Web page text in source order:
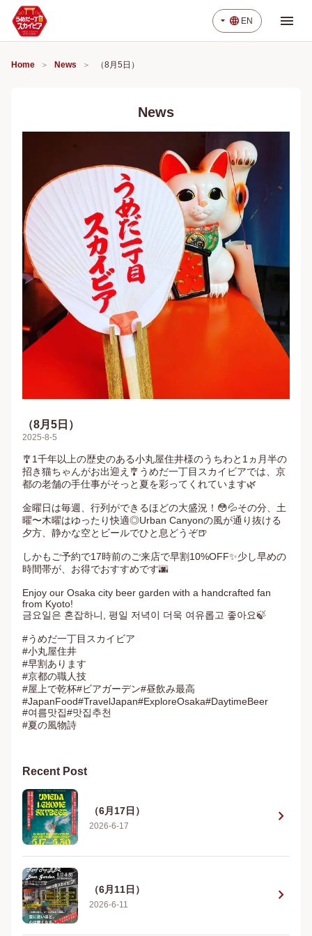
arrow_drop_down language EN menu
Home News （8月5日）
News
（8月5日）
2025-8-5
🎐1千年以上の歴史のある小丸屋住井様のうちわと1ヵ月半の
招き猫ちゃんがお出迎え🎐うめだ一丁目スカイビアでは、京
都の老舗の手仕事がそっと夏を彩ってくれています🌿
金曜日は毎週、行列ができるほどの大盛況！😳💦その分、土
曜〜木曜はゆったり快適◎Urban Canyonの風が通り抜ける
夕方、静かな空とビールでひと息どうぞ🍺
しかもご予約で17時前のご来店で早割10%OFF✨少し早めの
時間帯が、お得でおすすめです🌆
Enjoy our Osaka city beer garden with a handcrafted fan
from Kyoto!
금요일은 혼잡하니, 평일 저녁이 더욱 여유롭고 좋아요🍃
#うめだ一丁目スカイビア
#小丸屋住井
#早割あります
#京都の職人技
#屋上で乾杯#ビアガーデン#昼飲み最高
#JapanFood#TravelJapan#ExploreOsaka#DaytimeBeer
#여름맛집#맛집추천
#夏の風物詩
Recent Post
（6月17日）
2026-6-17 chevron_right
（6月11日）
2026-6-11 chevron_right